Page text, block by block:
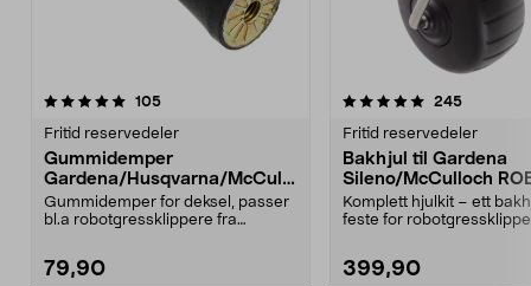
105anmeldelser
Fritid reservedeler
Gummidemper
Gardena/Husqvarna/McCullo
ch/Flymo
Gummidemper for deksel, passer
bl.a robotgressklippere fra
79,90
5.0 av 5 stjerner 245
Fritid reservedeler
Bakhjul til Gardena
Sileno/McCulloch
Easilife
Komplett hjulkit – ett
feste for
399,90
4.5 av 5 stjerner